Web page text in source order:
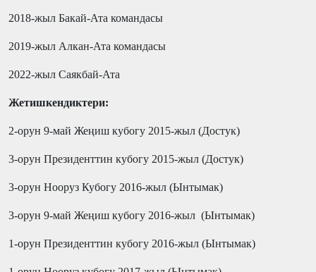
2018-жыл Бакай-Ата командасы
2019-жыл Алкан-Ата командасы
2022-жыл Саякбай-Ата
Жетишкендиктери:
2-орун 9-май Жеңиш кубогу 201 5-жыл (Достук)
3-орун Президенттин кубогу 2015-жыл (Достук)
3-орун Нооруз Кубогу 2016-жыл (Ынтымак)
3-орун 9-май Жеңиш кубогу 2016-жыл (Ынтымак)
1-орун Президенттин кубогу 2016-жыл (Ынтымак)